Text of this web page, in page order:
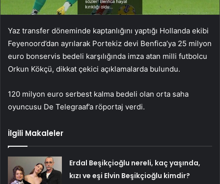
Yaz transfer döneminde kaptanlığını yaptığı Hollanda ekibi
Feyenoord’dan ayrılarak Portekiz devi Benfica’ya 25 milyon
euro bonservis bedeli karşılığında imza atan milli futbolcu
Orkun Kökçü, dikkat çekici açıklamalarda bulundu.
120 milyon euro serbest kalma bedeli olan orta saha
oyuncusu De Telegraaf’a röportaj verdi.
İlgili Makaleler
Erdal Beşikçioğlu nereli, kaç yaşında,
kızı ve eşi Elvin Beşikçioğlu kimdir?